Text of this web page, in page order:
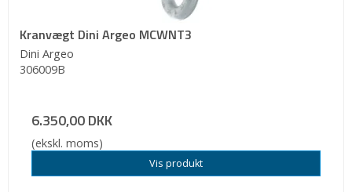
Kranvægt Dini Argeo MCWNT3
Dini Argeo
306009B
6.350,00 DKK
(ekskl. moms)
Vis produkt